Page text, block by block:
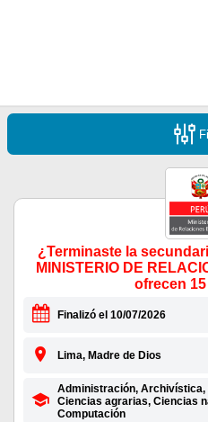
¿Terminaste la
MINISTERIO DE
ofrecen
Finalizó el 10/07/2026
Lima, Madre de Dios
Administración,
Ciencias agrarias, Ciencias
Computación